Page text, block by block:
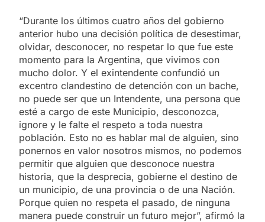
“Durante los últimos cuatro años del gobierno
anterior hubo una decisión política de desestimar,
olvidar, desconocer, no respetar lo que fue este
momento para la Argentina, que vivimos con
mucho dolor. Y el exintendente confundió un
excentro clandestino de detención con un bache,
no puede ser que un Intendente, una persona que
esté a cargo de este Municipio, desconozca,
ignore y le falte el respeto a toda nuestra
población. Esto no es hablar mal de alguien, sino
ponernos en valor nosotros mismos, no podemos
permitir que alguien que desconoce nuestra
historia, que la desprecia, gobierne el destino de
un municipio, de una provincia o de una Nación.
Porque quien no respeta el pasado, de ninguna
manera puede construir un futuro mejor”, afirmó la